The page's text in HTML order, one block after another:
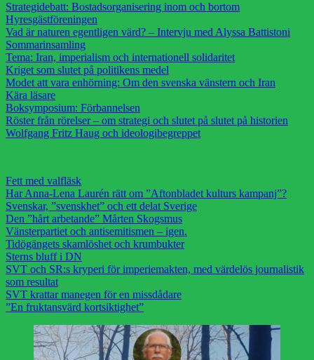
Strategidebatt: Bostadsorganisering inom och bortom
Hyresgästföreningen
Vad är naturen egentligen värd? – Intervju med Alyssa Battistoni
Sommarinsamling
Tema: Iran, imperialism och internationell solidaritet
Kriget som slutet på politikens medel
Modet att vara enhörning: Om den svenska vänstern och Iran
Kära läsare
Boksymposium: Förbannelsen
Röster från rörelser – om strategi och slutet på slutet på historien
Wolfgang Fritz Haug och ideologibegreppet
Fett med valfläsk
Har Anna-Lena Laurén rätt om ”Aftonbladet kulturs kampanj”?
Svenskar, ”svenskhet” och ett delat Sverige
Den ”hårt arbetande” Mårten Skogsmus
Vänsterpartiet och antisemitismen – igen.
Tidögängets skamlöshet och krumbukter
Sterns bluff i DN
SVT och SR:s kryperi för imperiemakten, med värdelös journalistik
som resultat
SVT krattar manegen för en missdådare
”En fruktansvärd kortsiktighet”